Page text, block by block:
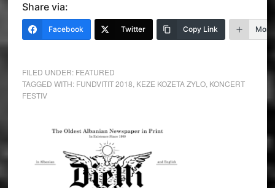
Share via:
Facebook Twitter Copy Link More
FILED UNDER: FEATURED
TAGGED WITH: FUNDVITIT 2018 KEZE KOZETA ZYLO, KONCERT
FESTIV